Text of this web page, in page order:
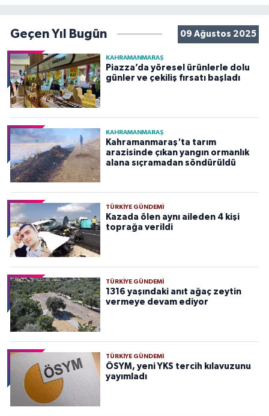
Geçen Yıl Bugün 09 Ağustos 2025
KAHRAMANMARAŞ
Piazza’da yöresel ürünlerle dolu
günler ve çekiliş fırsatı başladı
KAHRAMANMARAŞ
Kahramanmaraş'ta tarım
arazisinde çıkan yangın ormanlık
alana sıçramadan söndürüldü
TÜRKIYE GÜNDEMI
Kazada ölen aynı aileden 4 kişi
toprağa verildi
TÜRKIYE GÜNDEMI
1316 yaşındaki anıt ağaç zeytin
vermeye devam ediyor
TÜRKIYE GÜNDEMI
ÖSYM, yeni YKS tercih kılavuzunu
yayımladı